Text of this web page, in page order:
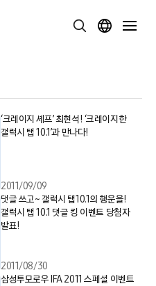
‘크레이지 셰프’ 최현석! ‘크레이지한
갤럭시 탭 10.1’과 만나다!
2011/09/09
댓글 쓰고~ 갤럭시 탭10.1의 행운을!
갤럭시 탭 10.1 댓글 킹 이벤트 당첨자
발표!
2011/08/30
삼성투모로우 IFA 2011 스페셜 이벤트